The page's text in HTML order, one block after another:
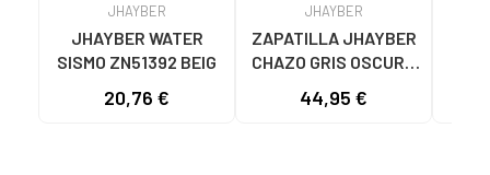
JHAYBER
JHAYBER WATER
SISMO ZN51392 BEIG
20,76 €
JHAYBER
ZAPATILLA JHAYBER
CHAZO GRIS OSCURO
MODELO ZA582636
44,95 €